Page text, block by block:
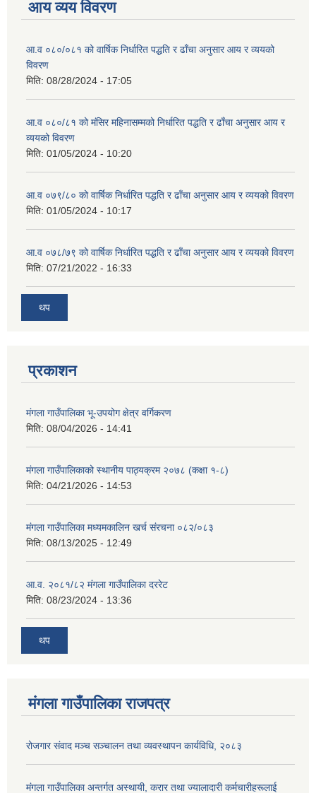
आय व्यय विवरण
आ.व ०८०/०८१ को वार्षिक निर्धारित पद्धति र ढाँचा अनुसार आय र व्ययको
विवरण
मिति: 08/28/2024 - 17:05
आ.व ०८०/८१ को मंसिर महिनासम्मको निर्धारित पद्धति र ढाँचा अनुसार आय र
व्ययको विवरण
मिति: 01/05/2024 - 10:20
आ.व ०७९/८० को वार्षिक निर्धारित पद्धति र ढाँचा अनुसार आय र व्ययको विवरण
मिति: 01/05/2024 - 10:17
आ.व ०७८/७९ को वार्षिक निर्धारित पद्धति र ढाँचा अनुसार आय र व्ययको विवरण
मिति: 07/21/2022 - 16:33
थप
प्रकाशन
मंगला गाउँपालिका भू-उपयोग क्षेत्र वर्गिकरण
मिति: 08/04/2026 - 14:41
मंगला गाउँपालिकाको स्थानीय पाठ्यक्रम २०७८ (कक्षा १-८)
मिति: 04/21/2026 - 14:53
मंगला गाउँपालिका मध्यमकालिन खर्च संरचना ०८२/०८३
मिति: 08/13/2025 - 12:49
आ.व. २०८१/८२ मंगला गाउँपालिका दररेट
मिति: 08/23/2024 - 13:36
थप
मंगला गाउँपालिका राजपत्र
रोजगार संवाद मञ्च सञ्चालन तथा व्यवस्थापन कार्यविधि, २०८३
मंगला गाउँपालिका अन्तर्गत अस्थायी, करार तथा ज्यालादारी कर्मचारीहरूलाई